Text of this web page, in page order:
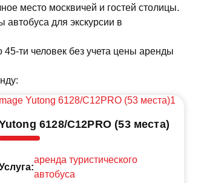
место москвичей и гостей столицы.
для экскурсии в
45-ти человек без учета цены аренды
6128/C12PRO (53 места)
аренда туристического
автобуса